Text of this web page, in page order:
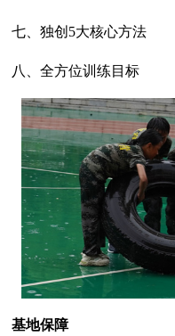
七、独创5大核心方法
八、全方位训练目标
基地保障